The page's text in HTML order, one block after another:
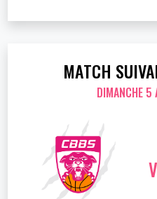
MATCH
DIMANCHE